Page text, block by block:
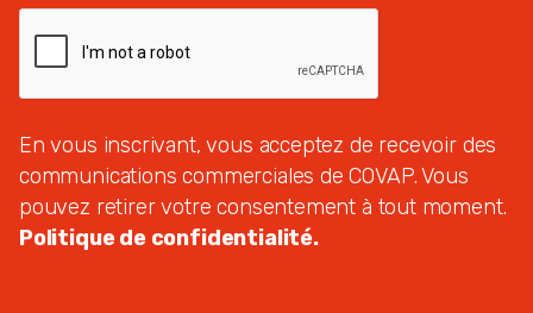
En vous inscrivant, vous acceptez de recevoir des
communications commerciales de COVAP. Vous
pouvez retirer votre consentement à tout moment.
Politique de confidentialité.